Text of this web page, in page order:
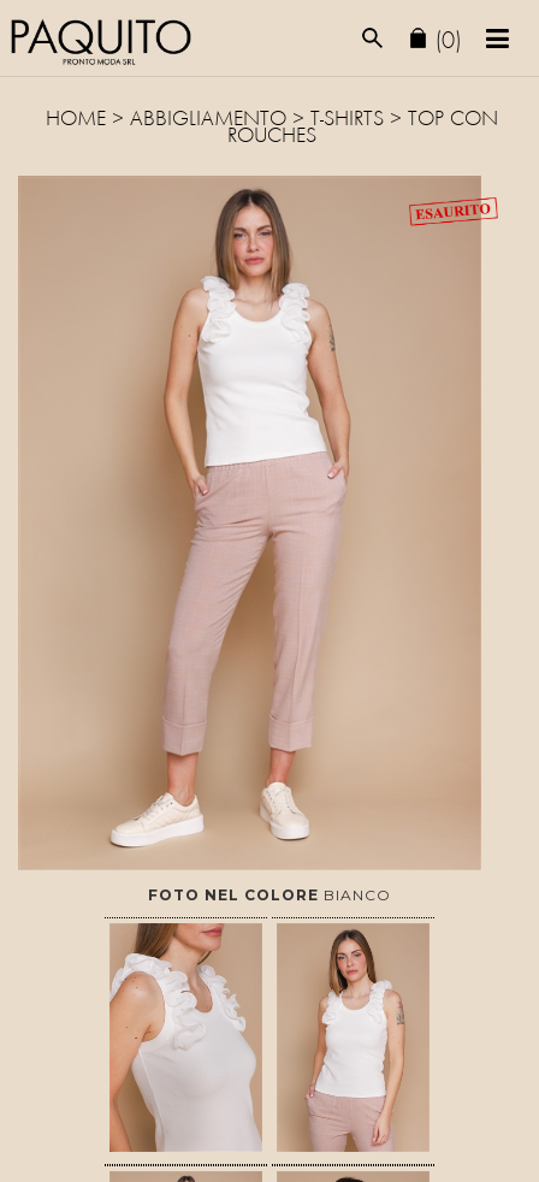
(0)
HOME > ABBIGLIAMENTO> T-SHIRTS> TOP CON
ROUCHES
FOTO NEL COLORE BIANCO